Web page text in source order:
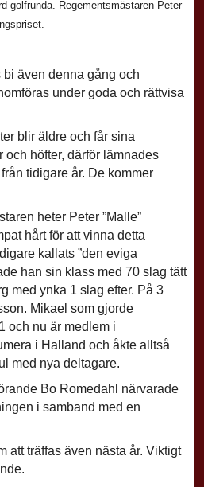
golfrunda. Regementsmästaren Peter
även denna gång och
under goda och rättvisa
blir äldre och får sina
och höfter, därför lämnades
tidigare år. De kommer
heter Peter ”Malle”
hårt för att vinna detta
kallats ”den eviga
han sin klass med 70 slag tätt
med ynka 1 slag efter. På 3
Mikael som gjorde
och nu är medlem i
i Halland och åkte alltså
med nya deltagare.
Bo Romedahl närvarade
i samband med en
att träffas även nästa år. Viktigt